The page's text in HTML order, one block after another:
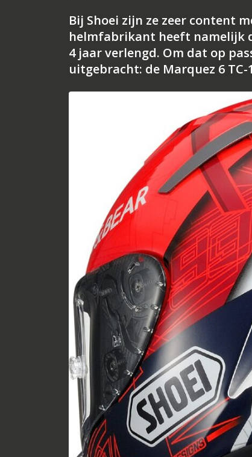
Bij Shoei zijn ze zeer content
helmfabrikant heeft namelijk
4 jaar verlengd. Om dat op
uitgebracht: de Marquez 6 TC-